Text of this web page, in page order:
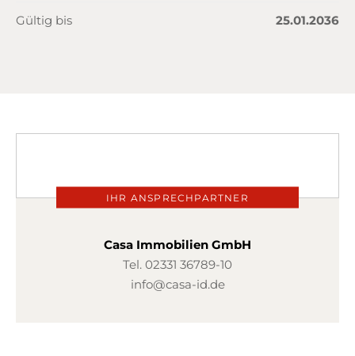
Gültig bis 25.01.2036
IHR ANSPRECHPARTNER
Casa Immobilien GmbH
Tel. 02331 36789-10
info@casa-id.de